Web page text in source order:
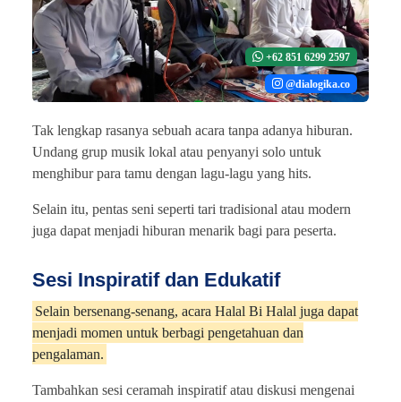
+62 851 6299 2597
@dialogika.co
Tak lengkap rasanya sebuah acara tanpa adanya hiburan.
Undang grup musik lokal atau penyanyi solo untuk
menghibur para tamu dengan lagu-lagu yang hits.
Selain itu, pentas seni seperti tari tradisional atau modern
juga dapat menjadi hiburan menarik bagi para peserta.
Sesi Inspiratif dan Edukatif
Selain bersenang-senang, acara Halal Bi Halal juga dapat
menjadi momen untuk berbagi pengetahuan dan
pengalaman.
Tambahkan sesi ceramah inspiratif atau diskusi mengenai